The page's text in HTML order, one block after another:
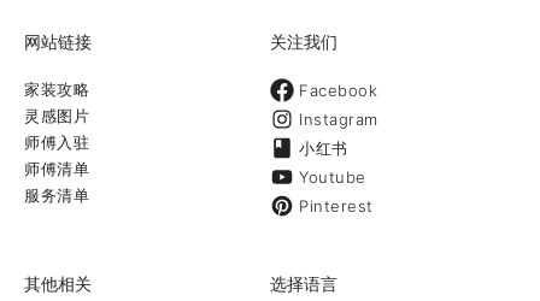
网站链接
家装攻略
灵感图片
师傅入驻
师傅清单
服务清单
关注我们
Facebook
Instagram
小红书
Youtube
Pinterest
其他相关 选择语言